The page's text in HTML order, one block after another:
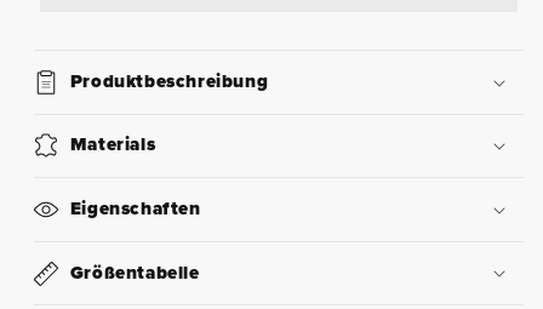
Produktbeschreibung
Materials
Eigenschaften
Größentabelle